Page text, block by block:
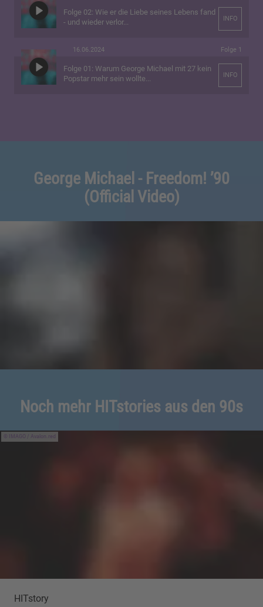
Folge 02: Wie er die Liebe seines Lebens fand
- und wieder verlor...
INFO
16.06.2024 Folge 1
Folge 01: Warum George Michael mit 27 kein
Popstar mehr sein wollte...
INFO
George Michael - Freedom! ’90
(Official Video)
Noch mehr HITstories aus den 90s
IMAGO / Avalon.red
HITstory